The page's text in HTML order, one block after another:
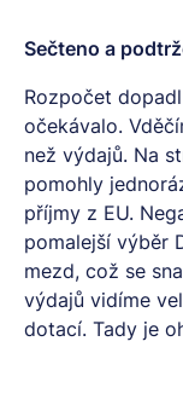
Sečteno a
Rozpočet
očekávalo.
než výdajů. Na
pomohly
příjmy z EU.
pomalejší výběr
mezd, což se
výdajů vidíme
dotací. Tady je